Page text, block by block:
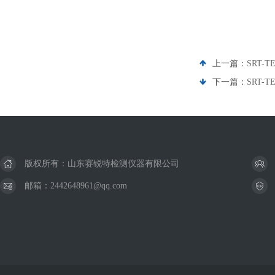
上一篇： SRT-
下一篇： SRT-
版权所有：山东赛锐特检测仪器有限公司
邮箱：2442648961@qq.com